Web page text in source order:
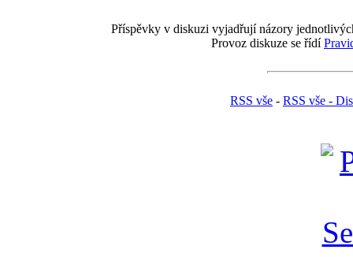
Příspěvky v diskuzi vyjadřují názory
Provoz diskuze se řídí
RSS vše - RSS vše -